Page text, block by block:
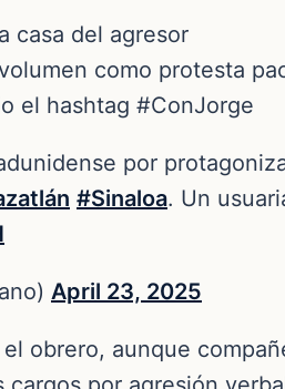
casa del agresor
como protesta
el hashtag #ConJorge
por
#Sinaloa. Un
April 23, 2025
obrero, aunque